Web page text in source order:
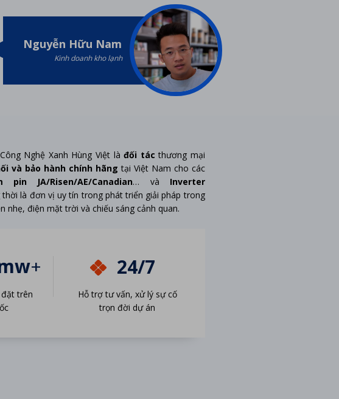
Kinh doanh kho lạnh
Nguyễn Hữu Nam
Nghệ Xanh Hùng Việt làđối tác thương mại
và bảo hành chính hãng tại Việt Nam cho các
pin JA/Risen/AE/Canadian… và Inverter
là đơn vị uy tín trong phát triển giải pháp trong
nhẹ, điện mặt trời và chiếu sáng cảnh quan.
+
trên
24/7
Hỗ trợ tư vấn, xử lý sự cố
trọn đời dự án